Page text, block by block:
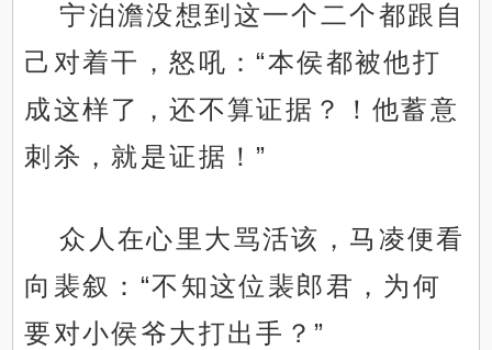
宁泊澹没想到这一个二个都跟自
己对着干，怒吼：“本侯都被他打
成这样了，还不算证据？！他蓄意
刺杀，就是证据！”
众人在心里大骂活该，马凌便看
向裴叙：“不知这位裴郎君，为何
要对小侯爷大打出手？”